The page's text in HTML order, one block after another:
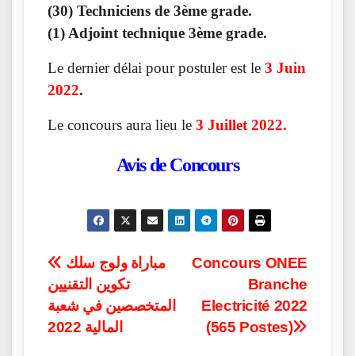
(30) Techniciens de 3ème grade.
(1) Adjoint technique 3ème grade.
Le dernier délai pour postuler est le 3 Juin
2022.
Le concours aura lieu le 3 Juillet 2022.
Avis de Concours
Post
navigation
Concours ONEE
Branche
Electricité 2022
(565 Postes)
تكوين التقنيين
المتخصصين في شعبة
المالية 2022